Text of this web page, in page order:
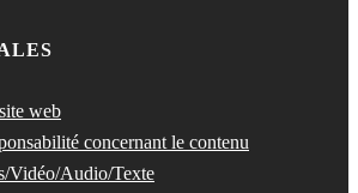
web
concernant le contenu
Vidéo/Audio/Texte